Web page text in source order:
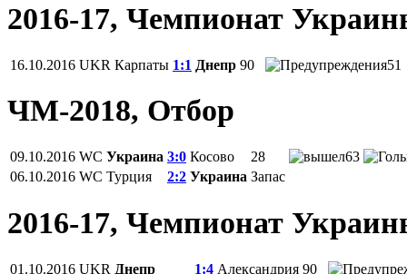
2016-17, Чемпионат
16.10.2016 UKR Карпаты 1:1 Днепр 90 51
ЧМ-2018, Отбор
09.10.2016 WC Украина 3:0 Косово 28
63
06.10.2016 WC Турция 2:2 Украина Запас
2016-17, Чемпионат
01.10.2016 UKR Днепр 1:4 Александрия 90